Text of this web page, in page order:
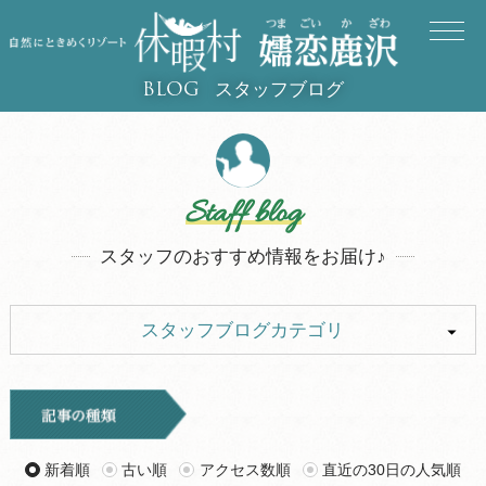
BLOG スタッフブログ
Staff blog
スタッフのおすすめ情報をお届け♪
スタッフブログカテゴリ
キャンプ
旅行記 ツアー
新着順 古い順 アクセス数順 直近の30日の人気順